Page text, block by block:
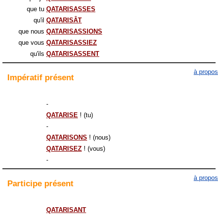
que tu QATARISASSES
qu'il QATARISÂT
que nous QATARISASSIONS
que vous QATARISASSIEZ
qu'ils QATARISASSENT
Impératif présent
à propos
-
QATARISE ! (tu)
-
QATARISONS ! (nous)
QATARISEZ ! (vous)
-
Participe présent
à propos
QATARISANT